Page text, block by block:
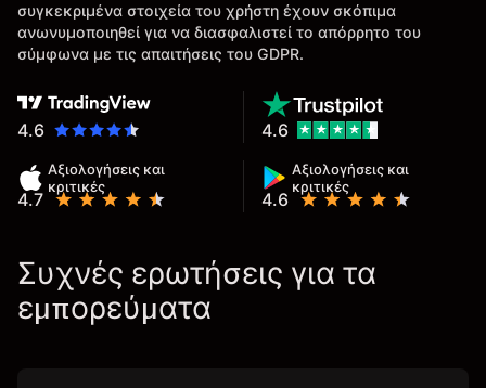
συγκεκριμένα στοιχεία του χρήστη έχουν σκόπιμα
ανωνυμοποιηθεί για να διασφαλιστεί το απόρρητο του
σύμφωνα με τις απαιτήσεις του GDPR.
4.6
Αξιολογήσεις και
κριτικές
4.7
Αξιολογήσεις και
κριτικές
4.6
4.6
Συχνές ερωτήσεις για τα
εμπορεύματα